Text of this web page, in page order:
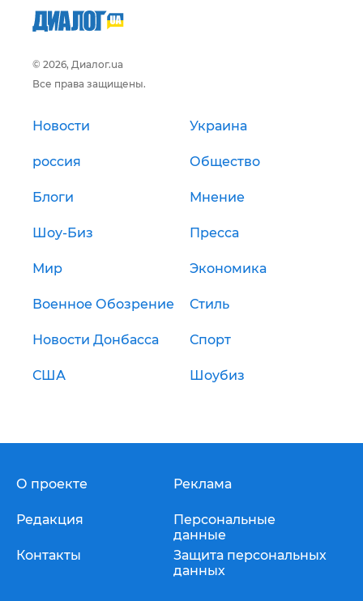
© 2026, Диалог.ua
Все права защищены.
Новости Украина
россия Общество
Блоги Мнение
Шоу-Биз Пресса
Мир Экономика
Военное Обозрение Стиль
Новости Донбасса Спорт
США Шоубиз
О проекте
Редакция
Контакты
Реклама
Персональные
данные
Защита персональных
данных